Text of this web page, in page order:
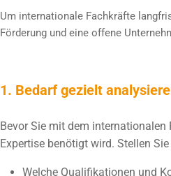
Um internationale Fachkräfte
Förderung und eine offene
1. Bedarf gezielt
Bevor Sie mit dem
Expertise benötigt wird. Stellen
Welche Qualifikationen und